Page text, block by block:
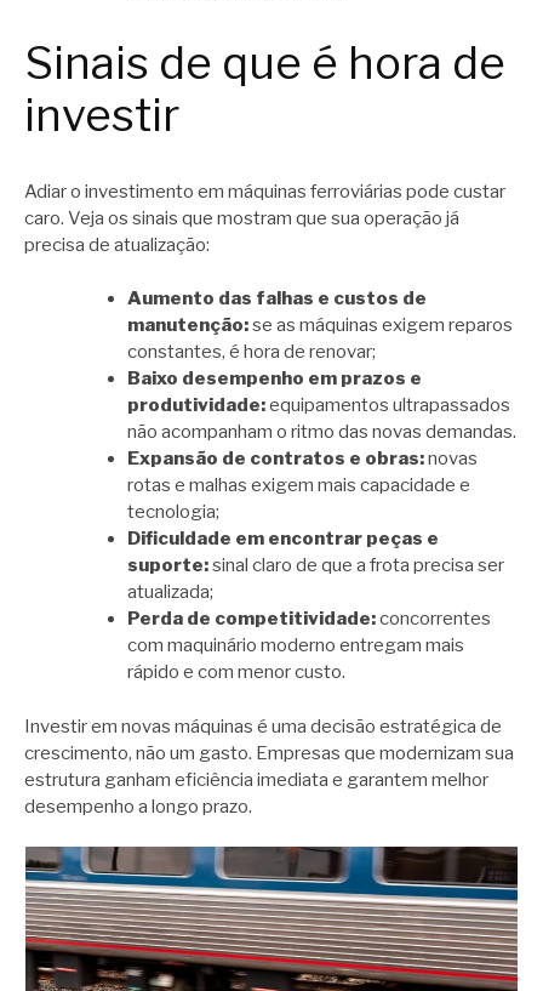
Sinais de que é hora de
investir
Adiar o investimento em máquinas ferroviárias pode custar
caro. Veja os sinais que mostram que sua operação já
precisa de atualização:
Aumento das falhas e custos de
manutenção:se as máquinas exigem reparos
constantes, é hora de renovar;
Baixo desempenho em prazos e
produtividade:equipamentos ultrapassados
não acompanham o ritmo das novas demandas.
Expansão de contratos e obras:novas
rotas e malhas exigem mais capacidade e
tecnologia;
Dificuldade em encontrar peças e
suporte:sinal claro de que a frota precisa ser
atualizada;
Perda de competitividade:concorrentes
com maquinário moderno entregam mais
rápido e com menor custo.
Investir em novas máquinas é uma decisão estratégica de
crescimento, não um gasto. Empresas que modernizam sua
estrutura ganham eficiência imediata e garantem melhor
desempenho a longo prazo.